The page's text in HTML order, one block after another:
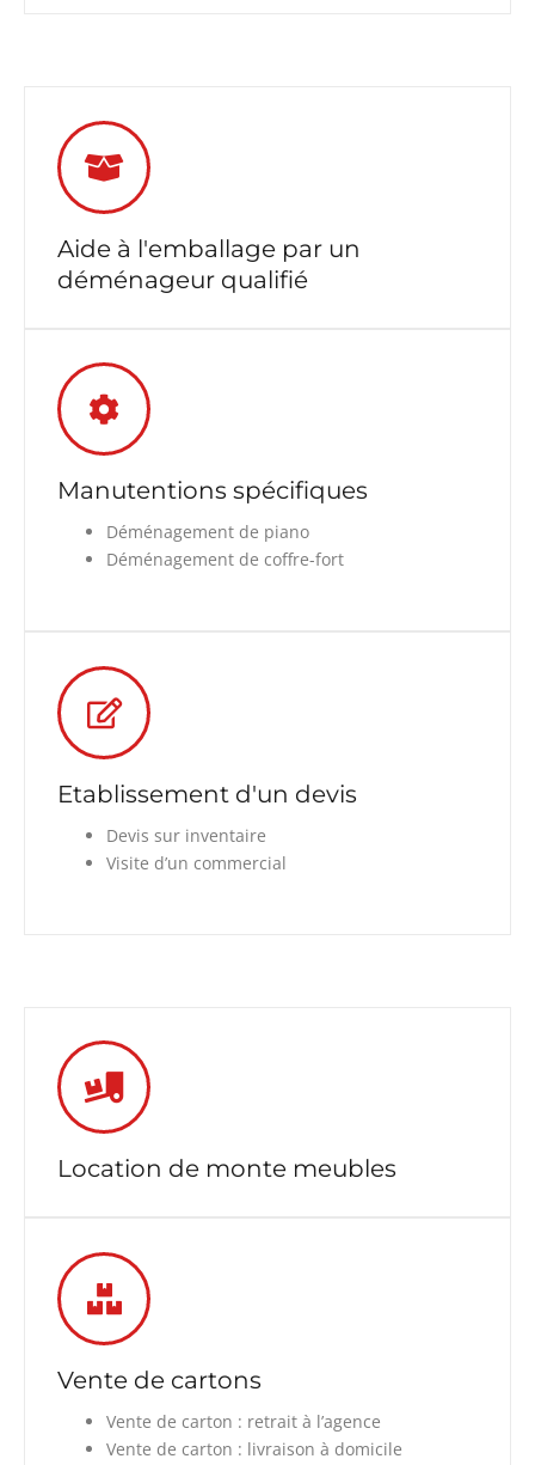
Aide à l'emballage par un
déménageur qualifié
Manutentions spécifiques
Déménagement de piano
Déménagement de coffre-fort
Etablissement d'un devis
Devis sur inventaire
Visite d’un commercial
Location de monte meubles
Vente de cartons
Vente de carton : retrait à l’agence
Vente de carton : livraison à domicile